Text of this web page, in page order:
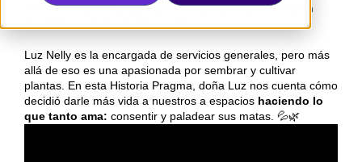
Así es como doña Luz transforma nuestra oficina en
Luz Nelly es la encargada de servicios generales, pero más
allá de eso es una apasionada por sembrar y cultivar
plantas. En esta Historia Pragma, doña Luz nos cuenta cómo
decidió darle más vida a nuestros a espacios haciendo lo
que tanto ama: consentir y paladear sus matas. 💦🌿